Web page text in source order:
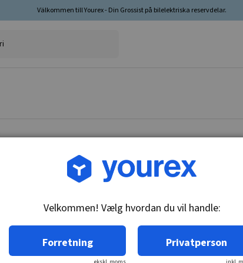
Välkommen till Yourex - Din Grossist på bilelektriska reservdelar.
Vare nr.: BX-104
Kulbørstesæt
Velkommen! Vælg hvordan du vil handle:
Forretning Privatperson